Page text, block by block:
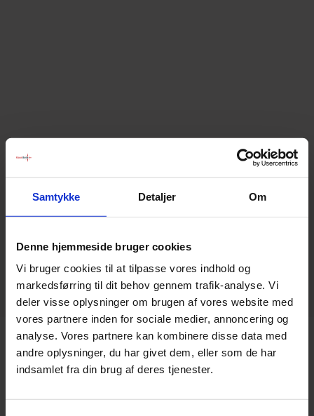
Samtykke Detaljer Om
Denne hjemmeside bruger cookies
Vi bruger cookies til at tilpasse vores indhold og
markedsførring til dit behov gennem trafik-analyse. Vi
deler visse oplysninger om brugen af vores website med
vores partnere inden for sociale medier, annoncering og
analyse. Vores partnere kan kombinere disse data med
andre oplysninger, du har givet dem, eller som de har
indsamlet fra din brug af deres tjenester.
Book med 48 timers varsel
Team events i hele Danmark